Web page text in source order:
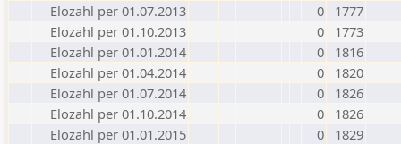
Elozahl per 01.07.2013
0
1777
Elozahl per 01.10.2013
0
1773
Elozahl per 01.01.2014
0
1816
Elozahl per 01.04.2014
0
1820
Elozahl per 01.07.2014
0
1826
Elozahl per 01.10.2014
0
1826
Elozahl per 01.01.2015
0
1829